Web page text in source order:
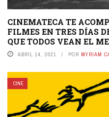
CINEMATECA TE
FILMES EN TRES DÍAS
QUE TODOS VEAN EL
ABRIL 14, 2021 POR MYRIAM
CINE